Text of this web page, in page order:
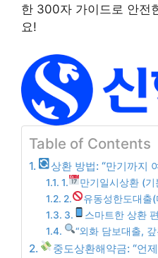
한 300자 가이드로 안전
요!
Table of Contents
상환 방법: “만기까지
1.
만기일시상환 (기
2.
유동성한도대출
3.
스마트한 상환
“외화 담보대출,
중도상환해약금: “언